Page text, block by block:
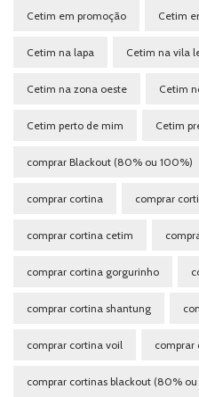
Cetim em promoção Cetim
Cetim na lapa Cetim na vila
Cetim na zona oeste Cetim
Cetim perto de mim Cetim
comprar Blackout (80% ou 100%)
comprar cortina comprar
comprar cortina cetim
comprar cortina gorgurinho
comprar cortina shantung
comprar cortina voil comprar
comprar cortinas blackout (80%